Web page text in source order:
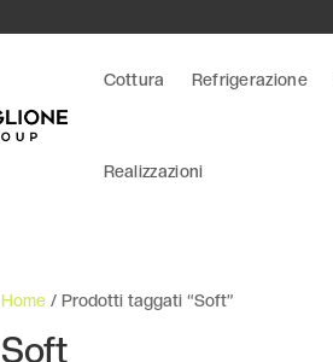
Cottura Refrigerazione
Realizzazioni
Home / Prodotti taggati “Soft”
Soft